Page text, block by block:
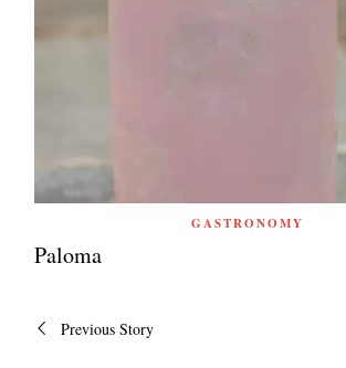
GASTRONOMY
Paloma
Πλοήγηση
Previous Story